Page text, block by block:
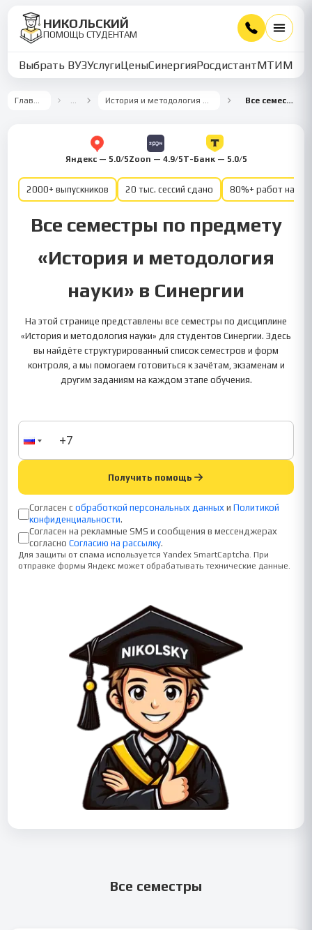
НИКОЛЬСКИЙ
ПОМОЩЬ СТУДЕНТАМ
Выбрать ВУЗУслугиЦеныСинергияРосдистантМТИММУ
Главная … История и методология науки Все семестры
Яндекс — 5.0/5Zoon — 4.9/5Т-Банк — 5.0/5
2000+ выпускников 20 тыс. сессий сдано 80%+ работ на
Все семестры по предмету
«История и методология
науки» в Синергии
На этой странице представлены все семестры по дисциплине
«История и методология науки» для студентов Синергии. Здесь
вы найдёте структурированный список семестров и форм
контроля, а мы помогаем готовиться к зачётам, экзаменам и
другим заданиям на каждом этапе обучения.
Получить помощь
Согласен с обработкой персональных данных и Политикой
конфиденциальности.
Согласен на рекламные SMS и сообщения в мессенджерах
согласно Согласию на рассылку.
Для защиты от спама используется Yandex SmartCaptcha. При
отправке формы Яндекс может обрабатывать технические данные.
Все семестры